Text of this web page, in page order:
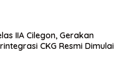
IIA Cilegon, Gerakan
CKG Resmi Dimulai